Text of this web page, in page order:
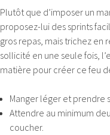
Plutôt que d’imposer un
proposez-lui des sprints
gros repas, mais trichez en
sollicité en une seule fois,
matière pour créer ce feu
Manger léger et prendre
Attendre au minimum
coucher.